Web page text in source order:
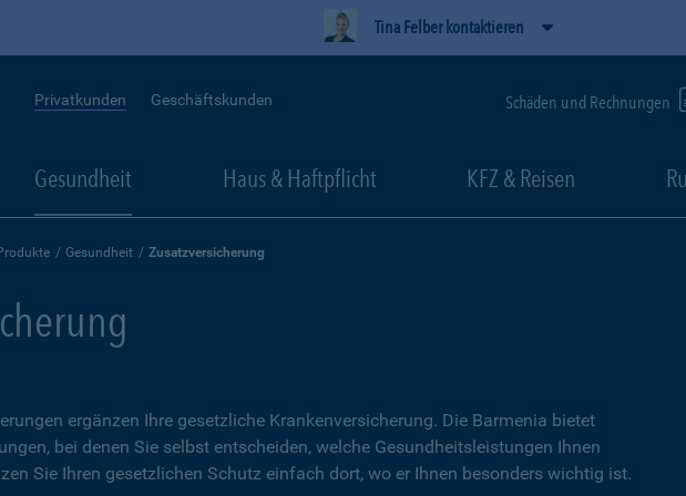
Tina Felber kontaktieren
Privatkunden Geschäftskunden Schäden und Rechnungen
Gesundheit Haus & Haftpflicht KFZ & Reisen
Gesundheit Zusatzversicherung
ergänzen Ihre gesetzliche Kranken­versicherung. Die Barmenia bietet
bei denen Sie selbst entscheiden, welche Gesundheitsleistungen Ihnen
Sie Ihren gesetzlichen Schutz einfach dort, wo er Ihnen besonders wichtig ist.